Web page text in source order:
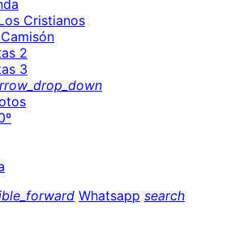
Cristianos
2
3
Whatsapp search